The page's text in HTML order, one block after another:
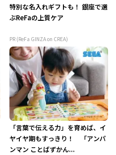
特別な名入れギフトも！ 銀座で選
ぶReFaの上質ケア
PR (ReFa GINZA on CREA)
「言葉で伝える力」を育めば、イ
ヤイヤ期もすっきり！ 「アンパ
ンマン ことばずかん...